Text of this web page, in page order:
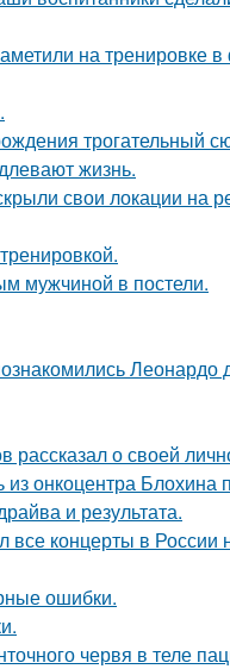
на тренировке
трогательный
жизнь.
свои локации на
мужчиной в постели.
рассказал о своей
онкоцентра Блохина
и результата.
концерты в России
ошибки.
червя в теле